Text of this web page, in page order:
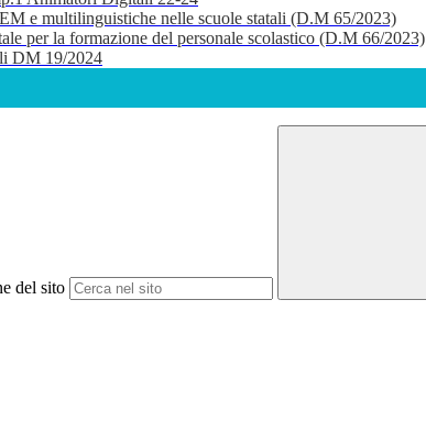
e multilinguistiche nelle scuole statali (D.M 65/2023)
per la formazione del personale scolastico (D.M 66/2023)
DM 19/2024
del sito